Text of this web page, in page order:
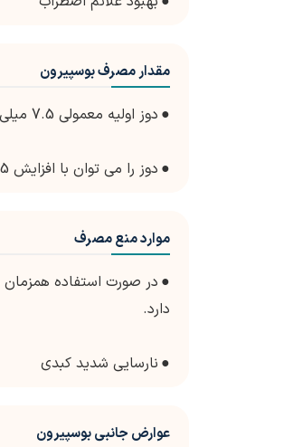
مقدار مصرف بوسپیرون
● دوز اولیه معمولی 7.5 میلی گرم خوراکی دو بار در روز است.
● دوز را می توان با افزایش 5 میلی گرم هر 2 تا 3 روز، تا حداکثر دوز 60 میلی گرم در روز افزایش داد.
موارد منع مصرف
●
دارد.
● نارسایی شدید کبدی
عوارض جانبی بوسپیرون